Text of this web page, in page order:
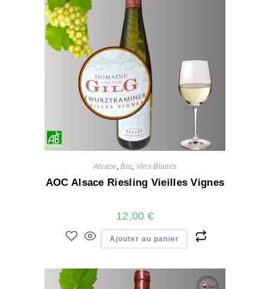
Alsace ,Bio Vins Blancs
AOC Alsace Riesling Vieilles Vignes
12,00 €
Ajouter au panier